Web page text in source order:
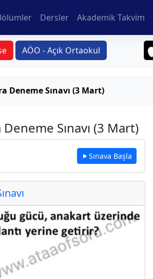
Dersler Akademik Takvim
AÖO - Açık Ortaokul
Deneme Sınavı (3 Mart)
Sınavı (3 Mart)
Sınava Başla